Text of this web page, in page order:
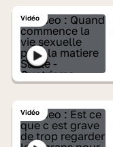
Vidéo
Vidéo